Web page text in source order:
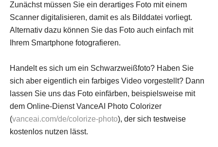
Zunächst müssen Sie ein derartiges Foto mit einem
Scanner digitalisieren, damit es als Bilddatei vorliegt.
Alternativ dazu können Sie das Foto auch einfach mit
Ihrem Smartphone fotografieren.
Handelt es sich um ein Schwarzweißfoto? Haben Sie
sich aber eigentlich ein farbiges Video vorgestellt? Dann
lassen Sie uns das Foto einfärben, beispielsweise mit
dem Online-Dienst VanceAI Photo Colorizer
(vanceai.com/de/colorize-photo), der sich testweise
kostenlos nutzen lässt.